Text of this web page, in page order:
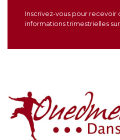
Inscrivez-vous pour recevoir
informations trimestrielles